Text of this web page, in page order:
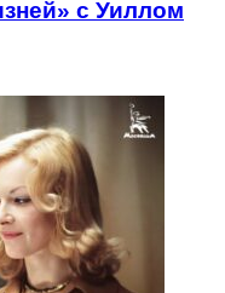
с Уиллом